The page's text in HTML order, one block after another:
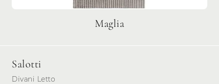
Maglia
Salotti
Divani Letto